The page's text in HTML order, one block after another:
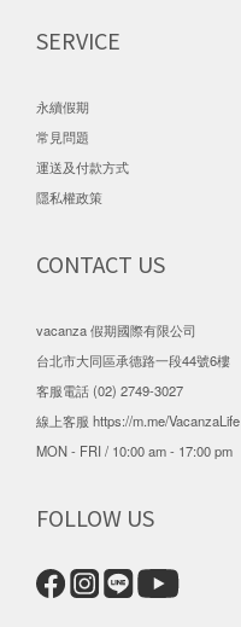
SERVICE
永續假期
常見問題
運送及付款方式
隱私權政策
CONTACT US
vacanza 假期國際有限公司
台北市大同區承德路一段44號6樓
客服電話 (02) 2749-3027
線上客服 https://m.me/VacanzaLife
MON - FRI / 10:00 am - 17:00 pm
FOLLOW US